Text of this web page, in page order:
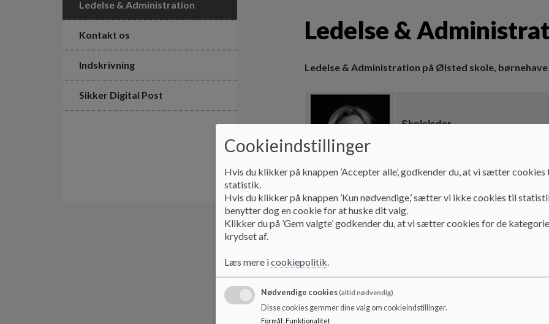
Ledelse & Administration
Kontakt os
Indskrivning
Sikker Digital Post
Ledelse &
Ledelse & Administration på Ølsted skole, børnehave
Skoleleder
Tlf.:79741220
Cookieindstillinger
Hvis du klikker på knappen ’Accepter alle’, godkender du, at vi sætter
statistik.
Hvis du klikker på knappen ’Kun nødvendige,’ sætter vi ikke cookies til
benytter dog en cookie for at huske dit valg.
Klikker du på ’Gem valgte’ godkender du, at vi sætter cookies for de
krydset af.
Læs mere icookiepolitik.
Nødvendige cookies(altid nødvendig)
Disse cookies gemmer dine valg om cookieindstillinger.
Formål : Funktionalitet